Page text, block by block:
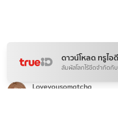
อาหาร
ตะลุยกินโฮจิมินห์ 2026 เมืองที่
Loveyousomatcha
ดาวน์โหลด ทรูไอ
สัมผัสโลกไร้ขีดจำกัดกั